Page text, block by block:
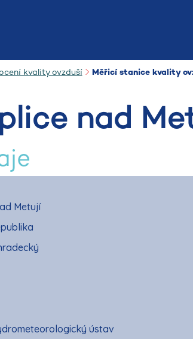
kvality ovzduší Měřicí stanice kvality
nad
Metují
ústav